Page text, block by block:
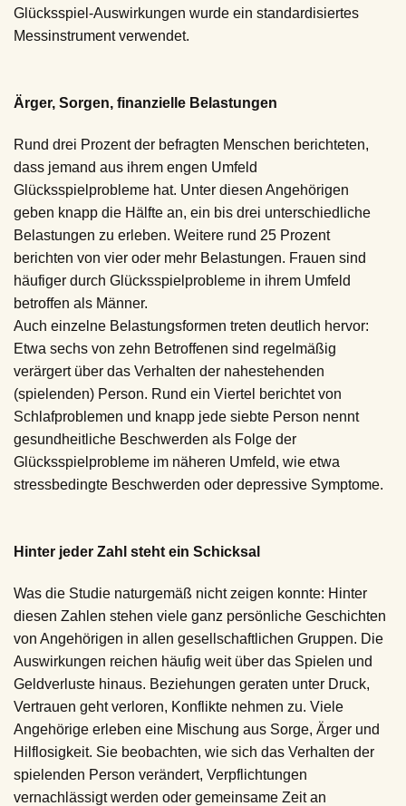
Glücksspiel-Auswirkungen wurde ein standardisiertes
Messinstrument verwendet.
Ärger, Sorgen, finanzielle Belastungen
Rund drei Prozent der befragten Menschen berichteten,
dass jemand aus ihrem engen Umfeld
Glücksspielprobleme hat. Unter diesen Angehörigen
geben knapp die Hälfte an, ein bis drei unterschiedliche
Belastungen zu erleben. Weitere rund 25 Prozent
berichten von vier oder mehr Belastungen. Frauen sind
häufiger durch Glücksspielprobleme in ihrem Umfeld
betroffen als Männer.
Auch einzelne Belastungsformen treten deutlich hervor:
Etwa sechs von zehn Betroffenen sind regelmäßig
verärgert über das Verhalten der nahestehenden
(spielenden) Person. Rund ein Viertel berichtet von
Schlafproblemen und knapp jede siebte Person nennt
gesundheitliche Beschwerden als Folge der
Glücksspielprobleme im näheren Umfeld, wie etwa
stressbedingte Beschwerden oder depressive Symptome.
Hinter jeder Zahl steht ein Schicksal
Was die Studie naturgemäß nicht zeigen konnte: Hinter
diesen Zahlen stehen viele ganz persönliche Geschichten
von Angehörigen in allen gesellschaftlichen Gruppen. Die
Auswirkungen reichen häufig weit über das Spielen und
Geldverluste hinaus. Beziehungen geraten unter Druck,
Vertrauen geht verloren, Konflikte nehmen zu. Viele
Angehörige erleben eine Mischung aus Sorge, Ärger und
Hilflosigkeit. Sie beobachten, wie sich das Verhalten der
spielenden Person verändert, Verpflichtungen
vernachlässigt werden oder gemeinsame Zeit an